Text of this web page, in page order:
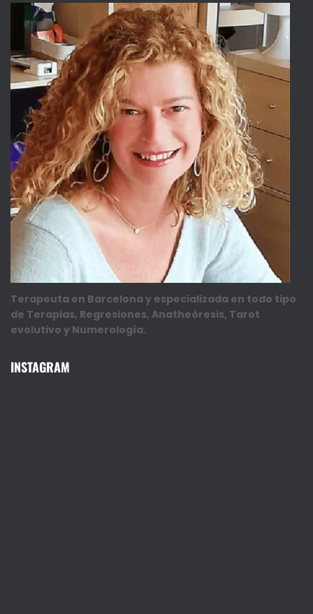
Terapeuta en Barcelona y especializada en todo tipo
de Terapias, Regresiones, Anatheóresis, Tarot
evolutivo y Numerología.
INSTAGRAM